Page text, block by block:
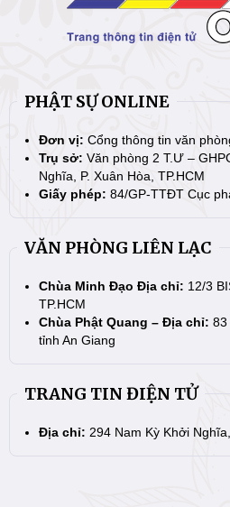
PHẬT SỰ ONLINE
Đơn vị: Cổng thông tin văn
Trụ sở: Văn phòng 2 T.Ư –
Nghĩa, P. Xuân Hòa, TP.HCM
Giấy phép: 84/GP-TTĐT Cục
VĂN PHÒNG LIÊN LẠC
Chùa Minh Đạo Địa chỉ: 12/3
TP.HCM
Chùa Phật Quang – Địa chỉ: 83
tỉnh An Giang
TRANG TIN ĐIỆN TỬ
Địa chỉ: 294 Nam Kỳ Khởi